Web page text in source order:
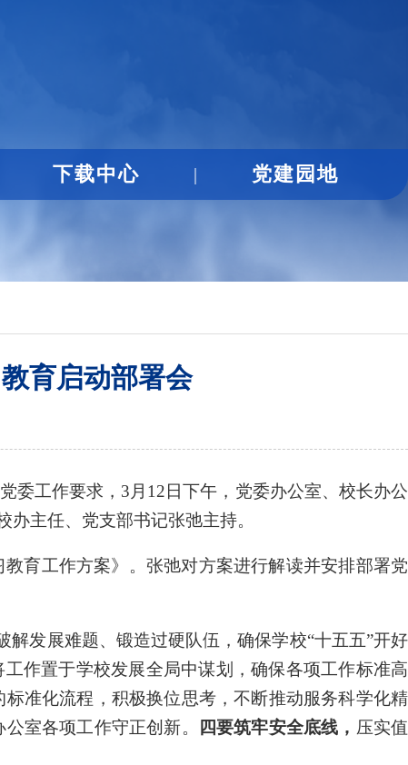
下载中心 | 党建园地
育启动部署会
委工作要求， 3月 12 日下午，党委办公室、 校长办公
办主任、 党支部书记张弛主持。
教育工作方案》。张弛对方案进行解读并安排部署党
解发展难题、锻造过硬队伍，确保学校“十五五”开好
工作置于学校发展全局中谋划，确保各项工作标准高
标准化流程， 积极换位思考，不断推动服务科学化精
公室各项工作守正创新。 四要筑牢安全底线， 压实值